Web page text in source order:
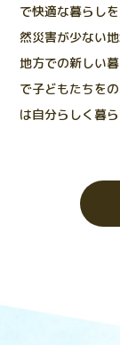
で快適な暮らしを
然災害が少ない地
地方での新しい
で子どもたちを
は自分らしく暮